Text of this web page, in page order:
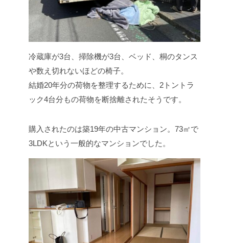
冷蔵庫が3台、掃除機が3台、ベッド、桐のタンス
や数え切れないほどの椅子。
結婚20年分の荷物を整理するために、2トントラ
ック4台分もの荷物を断捨離されたそうです。
購入されたのは築19年の中古マンション。73㎡で
3LDKという一般的なマンションでした。